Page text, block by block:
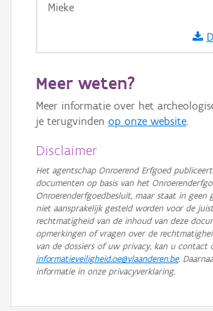
Mieke
Meer weten?
Meer informatie over het
je terugvinden op onze website.
Disclaimer
Het agentschap Onroerend Erfgoed
documenten op basis van het
Onroerenderfgoedbesluit, maar staat in geen
niet aansprakelijk gesteld worden voor de
rechtmatigheid van de inhoud van deze
opmerkingen of vragen over de
van de dossiers of uw privacy, kan u contact
informatieveiligheid.oe@vlaanderen.be.
informatie in onze privacyverklaring.